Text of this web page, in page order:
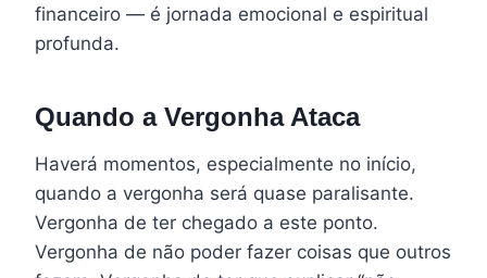
financeiro — é jornada emocional e espiritual
profunda.
Quando a Vergonha Ataca
Haverá momentos, especialmente no início,
quando a vergonha será quase paralisante.
Vergonha de ter chegado a este ponto.
Vergonha de não poder fazer coisas que outros